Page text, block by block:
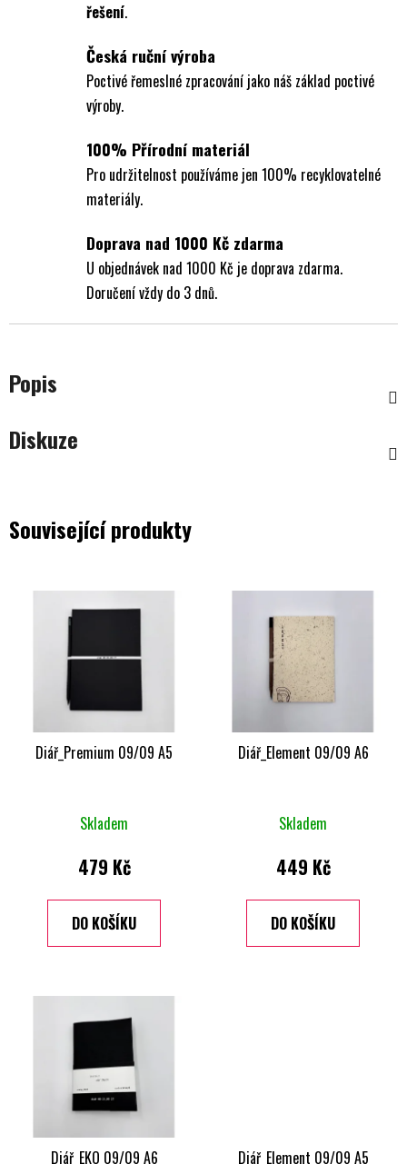
řešení.
Česká ruční výroba
Poctivé řemeslné zpracování jako náš základ poctivé
výroby.
100% Přírodní materiál
Pro udržitelnost používáme jen 100% recyklovatelné
materiály.
Doprava nad 1000 Kč zdarma
U objednávek nad 1000 Kč je doprava zdarma.
Doručení vždy do 3 dnů.
Popis
Diskuze
Související produkty
Diář_Premium 09/09 A5
hodnocení
produktu
je
3,0
z
Skladem
479 Kč
DO KOŠÍKU
Diář_Element 09/09 A6
Skladem
449 Kč
DO KOŠÍKU
Diář_EKO 09/09 A6 Diář_Element 09/09 A5